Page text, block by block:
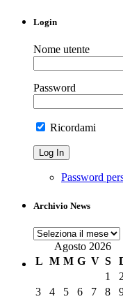
Login
Nome utente
Password
Ricordami
Password
Archivio News
Archivio
NewsAgosto 2026
L M M G V S
1
2
3
4 5 6 7 8